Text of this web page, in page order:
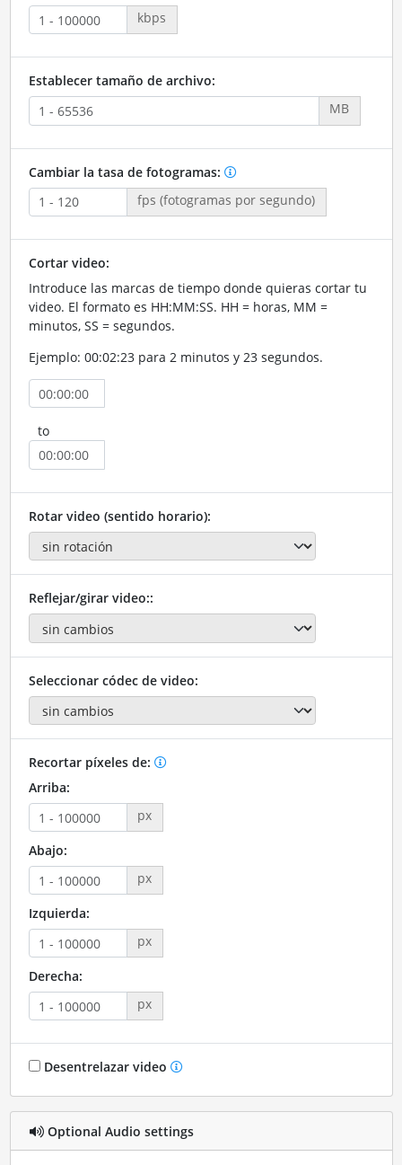
kbps
Establecer tamaño de archivo:
MB
Cambiar la tasa de fotogramas:
fps (fotogramas por segundo)
Cortar video:
Introduce las marcas de tiempo donde quieras cortar tu
video. El formato es HH:MM:SS. HH = horas, MM =
minutos, SS = segundos.
Ejemplo: 00:02:23 para 2 minutos y 23 segundos.
to
Rotar video (sentido horario):
Reflejar/girar video::
Seleccionar códec de video:
Recortar píxeles de:
Arriba:
px
Abajo:
px
Izquierda:
px
Derecha:
px
Desentrelazar video
Optional Audio settings